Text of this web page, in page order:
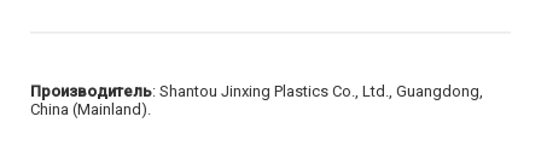
Производитель: Shantou Jinxing Plastics Co., Ltd., Guangdong,
China (Mainland).